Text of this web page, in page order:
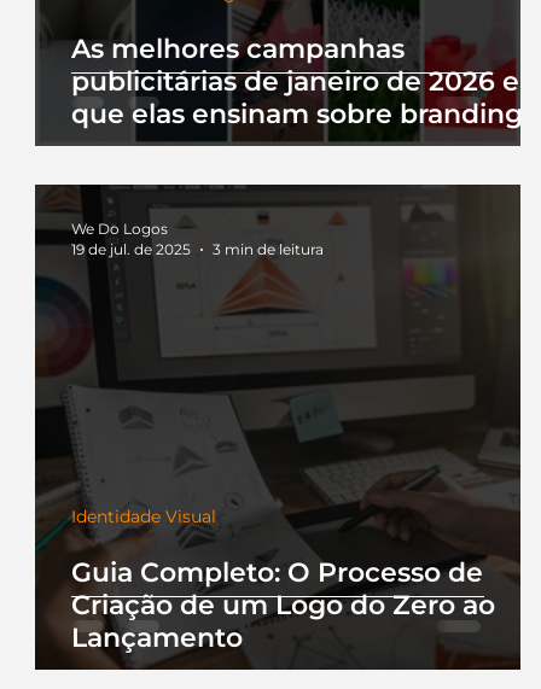
As melhores campanhas
publicitárias de janeiro de 2026 e
que elas ensinam sobre branding
Guia Completo: O Processo de
Criação de um Logo do Zero ao
Lançamento
Identidade Visual
We Do Logos
19 de jul. de 2025
3 min de leitura